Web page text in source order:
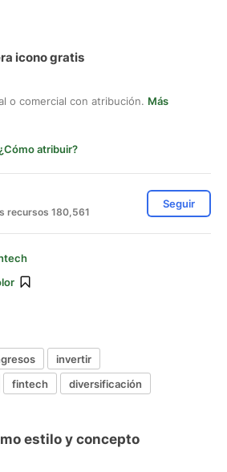
icono gratis
o comercial con atribución. Más
¿Cómo atribuir?
recursos 180,561
Seguir
invertir
fintech diversificación
estilo y concepto